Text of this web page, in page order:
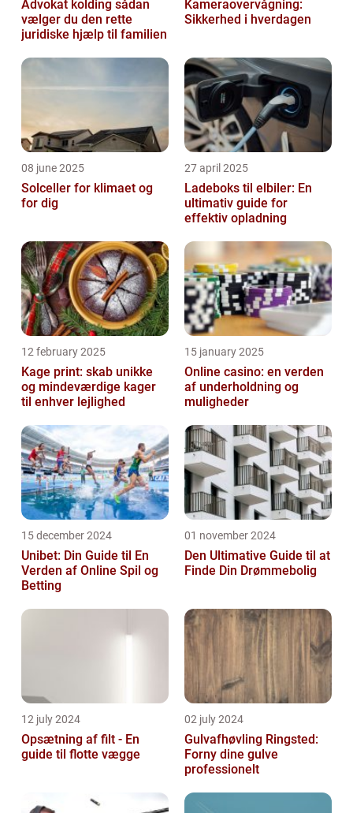
Advokat kolding sådan
vælger du den rette
juridiske hjælp til familien
Kameraovervågning:
Sikkerhed i hverdagen
08 june 2025
Solceller for klimaet og
for dig
27 april 2025
Ladeboks til elbiler: En
ultimativ guide for
effektiv opladning
12 february 2025
Kage print: skab unikke
og mindeværdige kager
til enhver lejlighed
15 january 2025
Online casino: en verden
af underholdning og
muligheder
15 december 2024
Unibet: Din Guide til En
Verden af Online Spil og
Betting
01 november 2024
Den Ultimative Guide til at
Finde Din Drømmebolig
12 july 2024
Opsætning af filt - En
guide til flotte vægge
02 july 2024
Gulvafhøvling Ringsted:
Forny dine gulve
professionelt